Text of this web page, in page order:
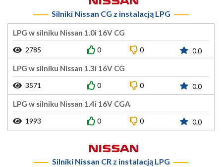
Silniki Nissan CG z instalacją LPG
LPG w silniku Nissan 1.0i 16V CG
2785 0 0 0.0
LPG w silniku Nissan 1.3i 16V CG
3571 0 0 0.0
LPG w silniku Nissan 1.4i 16V CGA
1993 0 0 0.0
Silniki Nissan CR z instalacją LPG